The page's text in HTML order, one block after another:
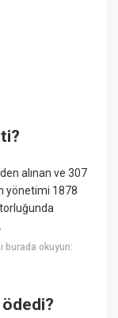
alınan ve 307
yönetimi 1878
burada okuyun: